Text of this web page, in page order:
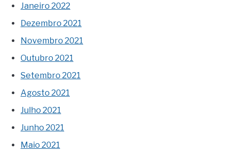
Janeiro 2022
Dezembro 2021
Novembro 2021
Outubro 2021
Setembro 2021
Agosto 2021
Julho 2021
Junho 2021
Maio 2021